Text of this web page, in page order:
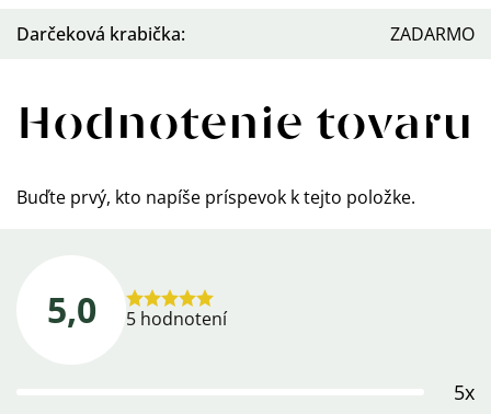
Darčeková krabička: ZADARMO
Hodnotenie tovaru
Buďte prvý, kto napíše príspevok k tejto položke.
5,0
Priemerné
5 hodnotení
5x